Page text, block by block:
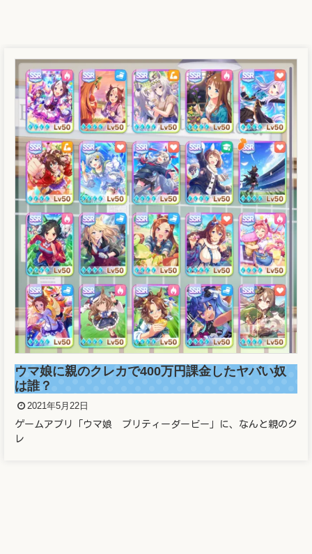
ウマ娘に親のクレカで400万円課金したヤバい奴
は誰？
2021年5月22日
ゲームアプリ「ウマ娘 プリティーダービー」に、なんと親のク
レ